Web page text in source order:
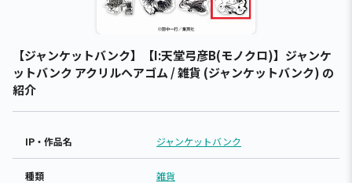
【ジャンケットバンク】【I:天堂弓彦B(モノクロ)】ジャンケ
ットバンク アクリルヘアゴム / 雑貨 (ジャンケットバンク) の
紹介
IP・作品名 ジャンケットバンク
種類 雑貨